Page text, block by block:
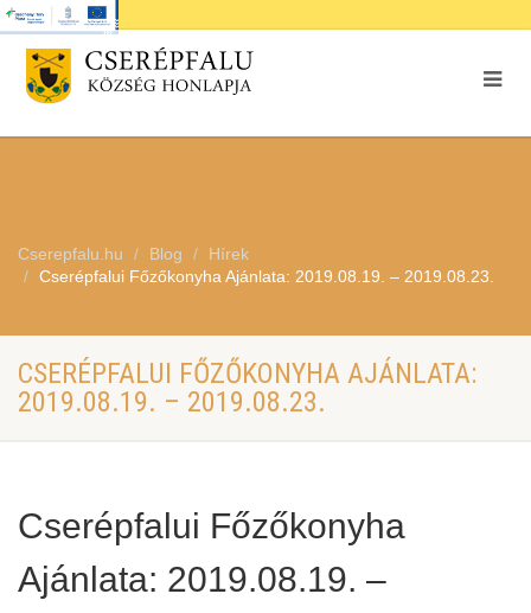
Cserepfalu.hu Blog
Hírek
Cserépfalui Főzőkonyha Ajánlata: 2019.08.19. – 2019.08.23.
CSERÉPFALUI FŐZŐKONYHA AJÁNLATA:
2019.08.19. – 2019.08.23.
Cserépfalui Főzőkonyha
Ajánlata: 2019.08.19. –